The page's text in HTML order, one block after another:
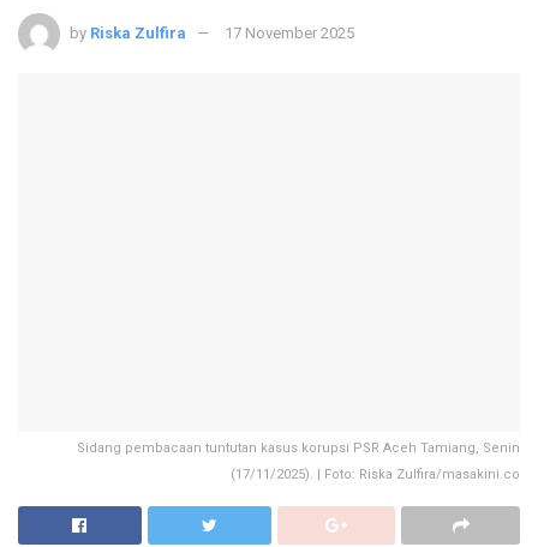
by Riska Zulfira 17 November 2025
Sidang pembacaan tuntutan kasus korupsi PSR Aceh Tamiang, Senin
(17/11/2025). | Foto: Riska Zulfira/masakini.co